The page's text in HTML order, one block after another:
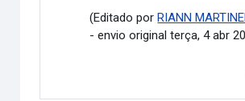
(Editado porRIANN
- envio original terça, 4 abr